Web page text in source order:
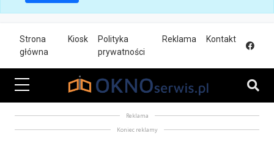
Strona
główna
Kiosk
Polityka
prywatności
Reklama Kontakt
Reklama
Koniec reklamy